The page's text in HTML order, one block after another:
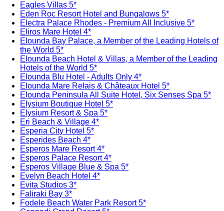
Eagles Villas 5*
Eden Roc Resort Hotel and Bungalows 5*
Electra Palace Rhodes - Premium All Inclusive 5*
Eliros Mare Hotel 4*
Elounda Bay Palace, a Member of the Leading Hotels of
the World 5*
Elounda Beach Hotel & Villas, a Member of the Leading
Hotels of the World 5*
Elounda Blu Hotel - Adults Only 4*
Elounda Mare Relais & Châteaux Hotel 5*
Elounda Peninsula All Suite Hotel, Six Senses Spa 5*
Elysium Boutique Hotel 5*
Elysium Resort & Spa 5*
Eri Beach & Village 4*
Esperia City Hotel 5*
Esperides Beach 4*
Esperos Mare Resort 4*
Esperos Palace Resort 4*
Esperos Village Blue & Spa 5*
Evelyn Beach Hotel 4*
Evita Studios 3*
Faliraki Bay 3*
Fodele Beach Water Park Resort 5*